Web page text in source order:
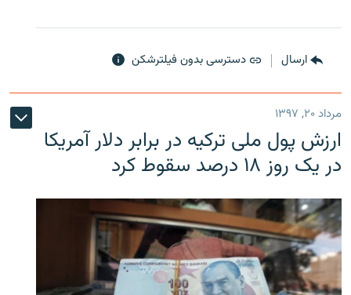
ارسال دسترسی بدون فیلترشکن
مرداد ۲۰, ۱۳۹۷
ارزش پول ملی ترکیه در برابر دلار آمریکا
در یک روز ۱۸ درصد سقوط کرد